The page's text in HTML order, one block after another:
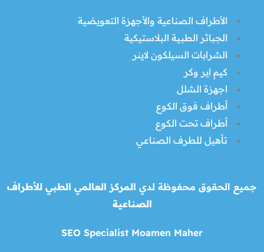
الأطراف الصناعية والأجهزة التعويضية
الجبائر الطبية البلاستيكية
الشرابات السيلكون لاينر
كيم اير وكر
اجهزة الشلل
أطراف فوق الكوع
أطراف تحت الكوع
تأهيل للطرف الصناعي
جميع الحقوق محفوظة لدي المركز العالمي الطبي للأطراف
الصناعية
SEO Specialist Moamen Maher